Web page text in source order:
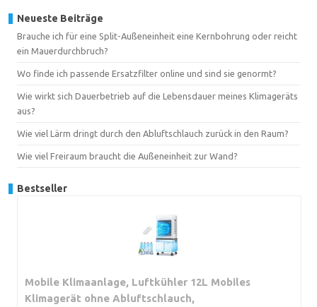
Neueste Beiträge
Brauche ich für eine Split-Außeneinheit eine Kernbohrung oder reicht
ein Mauerdurchbruch?
Wo finde ich passende Ersatzfilter online und sind sie genormt?
Wie wirkt sich Dauerbetrieb auf die Lebensdauer meines Klimageräts
aus?
Wie viel Lärm dringt durch den Abluftschlauch zurück in den Raum?
Wie viel Freiraum braucht die Außeneinheit zur Wand?
Bestseller
Mobile Klimaanlage, Luftkühler 12L Mobiles
Klimagerät ohne Abluftschlauch,